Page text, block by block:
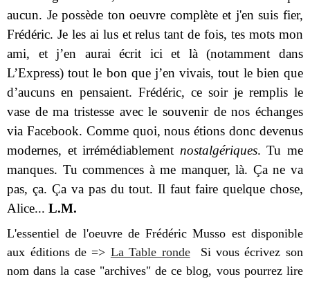
aucun. Je possède ton oeuvre complète et j'en suis fier,
Frédéric. Je les ai lus et relus tant de fois, tes mots mon
ami, et j’en aurai écrit ici et là (notamment dans
L’Express) tout le bon que j’en vivais, tout le bien que
d’aucuns en pensaient. Frédéric, ce soir je remplis le
vase de ma tristesse avec le souvenir de nos échanges
via Facebook. Comme quoi, nous étions donc devenus
modernes, et irrémédiablement nostalgériques. Tu me
manques. Tu commences à me manquer, là. Ça ne va
pas, ça. Ça va pas du tout. Il faut faire quelque chose,
Alice...L.M.
L'essentiel de l'oeuvre de Frédéric Musso est disponible
aux éditions de => La Table ronde
Si vous écrivez son
nom dans la case "archives" de ce blog, vous pourrez lire